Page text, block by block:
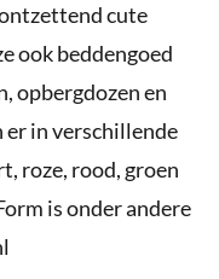
cute
ook beddengoed
opbergdozen en
in verschillende
roze, rood, groen
is onder andere